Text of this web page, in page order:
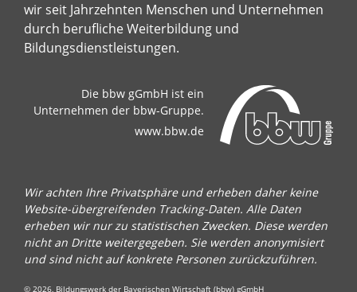
wir seit Jahrzehnten Menschen und Unternehmen
durch berufliche Weiterbildung und
Bildungsdienstleistungen.
Die bbw gGmbH ist ein
Unternehmen der bbw-Gruppe.
www.bbw.de
Wir achten Ihre Privatsphäre und erheben daher keine
Website-übergreifenden Tracking-Daten. Alle Daten
erheben wir nur zu statistischen Zwecken. Diese werden
nicht an Dritte weitergegeben. Sie werden anonymisiert
und sind nicht auf konkrete Personen zurückzuführen.
© 2026, Bildungswerk der Bayerischen Wirtschaft (bbw) gGmbH